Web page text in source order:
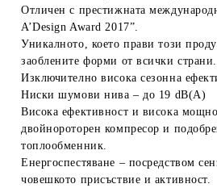
Отличен с престижната
A’Design Award 2017”.
Уникалното , което прави този
заоблените форми от всички страни.
Изключително висока сезонна
Ниски шумови нива– до 19 dB(A)
Висока ефективност и висока
двойнороторен компресор и
топлообменник.
Енергоспестяване – посредством
човешкото присъствие и активност.